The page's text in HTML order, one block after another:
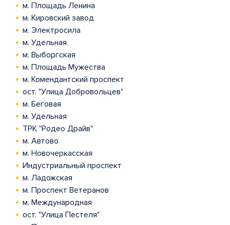
м. Площадь Ленина
м. Кировский завод
м. Электросила
м. Удельная
м. Выборгская
м. Площадь Мужества
м. Комендантский проспект
ост. "Улица Добровольцев"
м. Беговая
м. Удельная
ТРК "Родео Драйв"
м. Автово
м. Новочеркасская
Индустриальный проспект
м. Ладожская
м. Проспект Ветеранов
м. Международная
ост. "Улица Пестеля"